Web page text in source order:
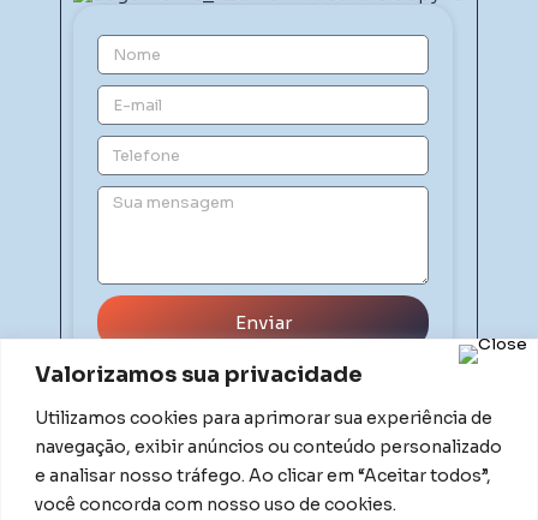
Valorizamos sua privacidade
Utilizamos cookies para aprimorar sua experiência de
navegação, exibir anúncios ou conteúdo personalizado
e analisar nosso tráfego. Ao clicar em “Aceitar todos”,
você concorda com nosso uso de cookies.
Enviar